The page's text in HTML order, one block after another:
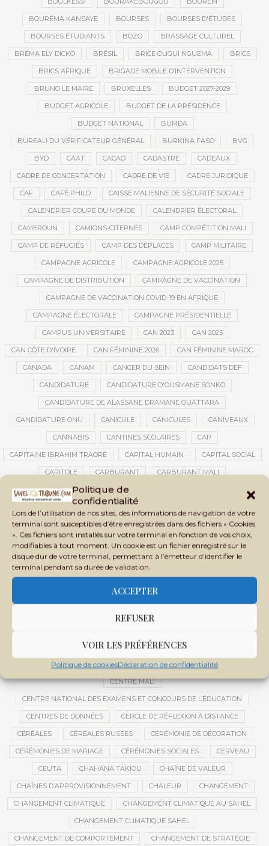
Politique de
confidentialité
Lors de l’utilisation de nos sites, des informations de navigation de votre
terminal sont susceptibles d’être enregistrées dans des fichiers « Cookies
». Ces fichiers sont installés sur votre terminal en fonction de vos choix,
modifiables à tout moment. Un cookie est un fichier enregistré sur le
disque dur de votre terminal, permettant à l’émetteur d’identifier le
terminal pendant sa durée de validation.
ACCEPTER
REFUSER
VOIR LES PRÉFÉRENCES
Politique de cookiesDéclaration de confidentialité
BOURÉMA KANSAYE BOURSES BOURSES D'ÉTUDES
BOURSES ÉTUDIANTS BOZO BRASSAGE CULTUREL
BRÉMA ELY DICKO BRÉSIL BRICE OLIGUI NGUEMA BRICS
BRICS AFRIQUE BRIGADE MOBILE D’INTERVENTION
BRUNO LE MAIRE BRUXELLES BUDGET 2027-2029
BUDGET AGRICOLE BUDGET DE LA PRÉSIDENCE
BUDGET NATIONAL BUMDA
BUREAU DU VÉRIFICATEUR GÉNÉRAL BURKINA FASO BVG
BYD CAAT CACAO CADASTRE CADEAUX
CADRE DE CONCERTATION CADRE DE VIE CADRE JURIDIQUE
CAF CAFÉ PHILO CAISSE MALIENNE DE SÉCURITÉ SOCIALE
CALENDRIER COUPE DU MONDE CALENDRIER ÉLECTORAL
CAMEROUN CAMIONS-CITERNES CAMP COMPÉTITION MALI
CAMP DE RÉFUGIÉS CAMP DES DÉPLACÉS CAMP MILITAIRE
CAMPAGNE AGRICOLE CAMPAGNE AGRICOLE 2025
CAMPAGNE DE DISTRIBUTION CAMPAGNE DE VACCINATION
CAMPAGNE DE VACCINATION COVID-19 EN AFRIQUE
CAMPAGNE ÉLECTORALE CAMPAGNE PRÉSIDENTIELLE
CAMPUS UNIVERSITAIRE CAN 2023 CAN 2025
CAN CÔTE D'IVOIRE CAN FÉMININE 2026 CAN FÉMININE MAROC
CANADA CANAM CANCER DU SEIN CANDIDATS DEF
CANDIDATURE CANDIDATURE D'OUSMANE SONKO
CANDIDATURE DE ALASSANE DRAMANE OUATTARA
CANDIDATURE ONU CANICULE CANICULES CANIVEAUX
CANNABIS CANTINES SCOLAIRES CAP
CAPITAINE IBRAHIM TRAORÉ CAPITAL HUMAIN CAPITAL SOCIAL
CAPITOLE CARBURANT CARBURANT MALI
CARTE D’IDENTITÉ BIOMÉTRIQUE CARTONS ROUGES
CATASTROPHE
CATASTROPHES CLIMATIQUES CATASTROPHES NATURELLES
CAUTION 10 000 DOLLARS CAUTION DE VISA CECOGEC
CÉDÉAO CEDEAO CEI CÉLÉBRATION NATIONALE CEMAC
CEMAPI CEN-SNESUP CENOU CENSURE
CENTRAFRIQUE CENTRALE SOLAIRE
CENTRE DE SANTÉ COMMUNAUTAIRE CENTRE DU MALI
CENTRE INTERNATIONAL DE CONFÉRENCES DE BAMAKO
CENTRE MALI
CENTRE NATIONAL DES EXAMENS ET CONCOURS DE L’ÉDUCATION
CENTRES DE DONNÉES CERCLE DE RÉFLEXION À DISTANCE
CÉRÉALES CÉRÉALES RUSSES CÉRÉMONIE DE DÉCORATION
CÉRÉMONIES DE MARIAGE CÉRÉMONIES SOCIALES CERVEAU
CEUTA CHAHANA TAKIOU CHAÎNE DE VALEUR
CHAÎNES D’APPROVISIONNEMENT CHALEUR CHANGEMENT
CHANGEMENT CLIMATIQUE CHANGEMENT CLIMATIQUE AU SAHEL
CHANGEMENT CLIMATIQUE SAHEL
CHANGEMENT DE COMPORTEMENT CHANGEMENT DE STRATÉGIE